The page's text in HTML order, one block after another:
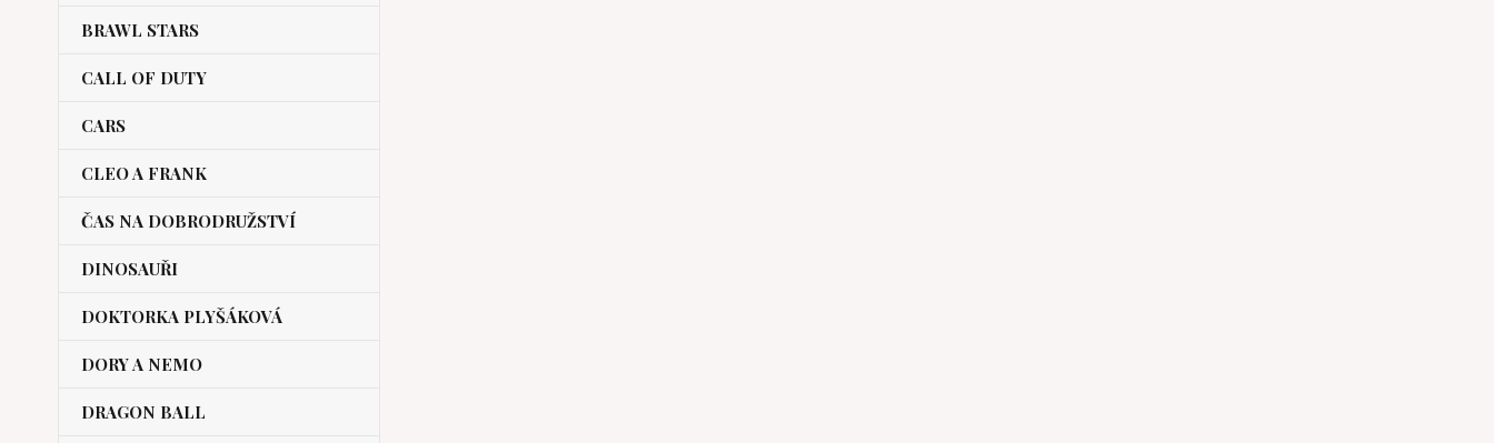
BRAWL STARS
CALL OF DUTY
CARS
CLEO A FRANK
ČAS NA DOBRODRUŽSTVÍ
DINOSAUŘI
DOKTORKA PLYŠÁKOVÁ
DORY A NEMO
DRAGON BALL